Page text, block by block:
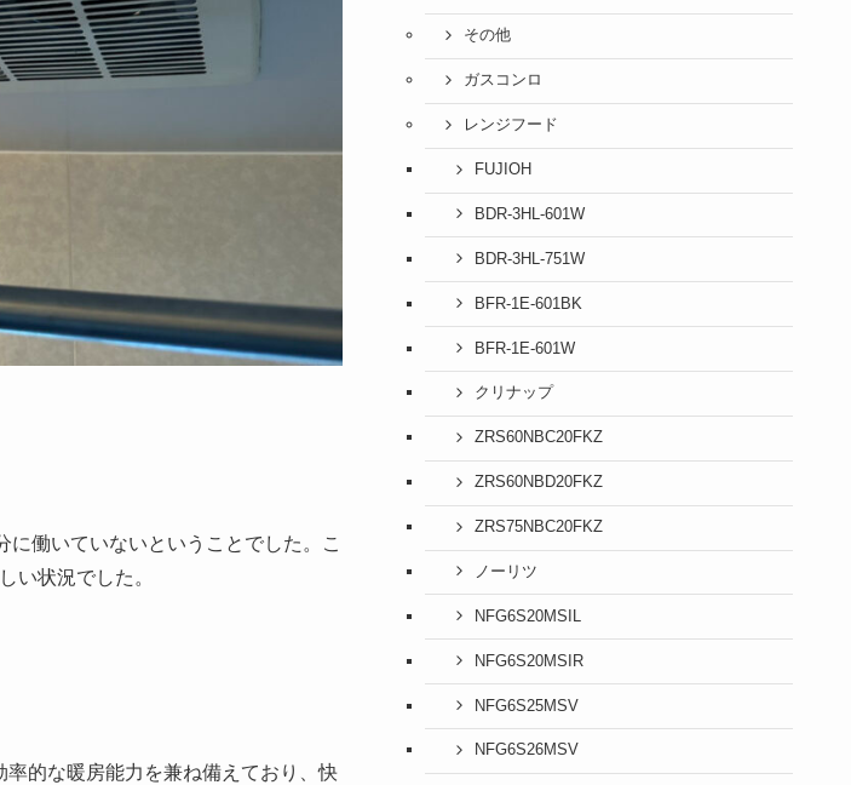
働いていないということでした。こ
い状況でした。
的な暖房能力を兼ね備えており、快
その他
ガスコンロ
レンジフード
FUJIOH
BDR-3HL-601W
BDR-3HL-751W
BFR-1E-601BK
BFR-1E-601W
クリナップ
ZRS60NBC20FKZ
ZRS60NBD20FKZ
ZRS75NBC20FKZ
ノーリツ
NFG6S20MSIL
NFG6S20MSIR
NFG6S25MSV
NFG6S26MSV